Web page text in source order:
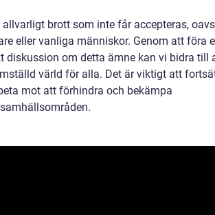
brott som inte får accepteras,
eller vanliga människor. Genom att föra
diskussion om detta ämne kan vi bidra till
värld för alla. Det är viktigt att
mot att förhindra och bekämpa